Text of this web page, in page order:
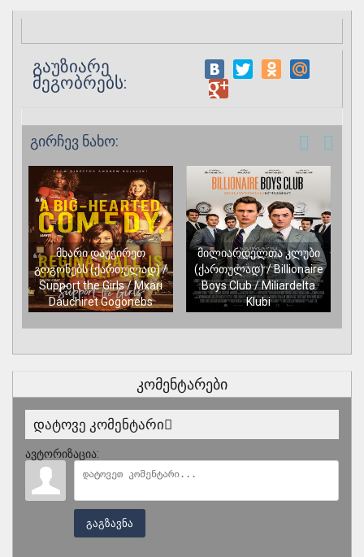
გაუზიარე
მეგობრებს:
გირჩევ ნახო:
მხარი დაუჭირეთ
გოგონებს (ქართულად) /
Support the Girls / Mxari
Dauchiret Gogonebs
მილიარდელთა კლუბი
(ქართულად) / Billionaire
Boys Club / Miliardelta
Klubi
კომენტარები
დატოვე კომენტარი
ავტორიზაცია:
გაგზავნა